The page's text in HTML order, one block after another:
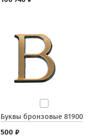
Буквы бронзовые 81900
500 ₽